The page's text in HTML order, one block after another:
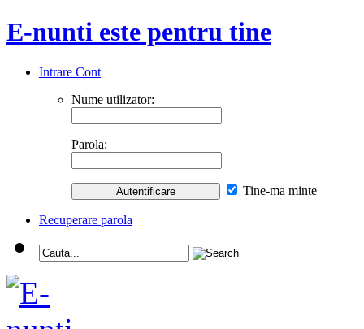
E-nunti este pentru tine
Intrare Cont
Nume utilizator:
Parola:
Tine-ma minte
Recuperare parola